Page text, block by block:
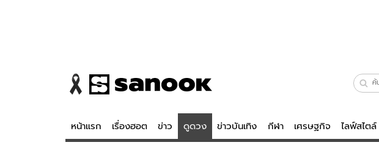
หน้าแรก เรื่องฮอต ข่าว ดูดวง ข่าวบันเทิง กีฬา เศรษฐกิจ ไลฟ์สไตล์